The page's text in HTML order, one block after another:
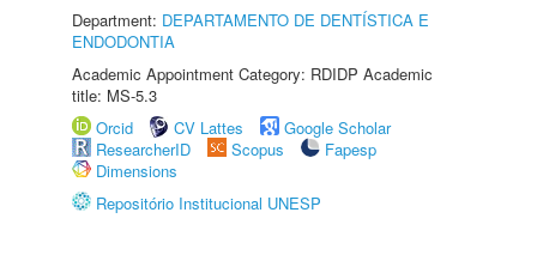
Department: DEPARTAMENTO DE DENTÍSTICA E
ENDODONTIA
Academic Appointment Category: RDIDP Academic
title: MS-5.3
Orcid
CV Lattes
Google Scholar
ResearcherID
Scopus
Fapesp
Dimensions
Repositório Institucional UNESP